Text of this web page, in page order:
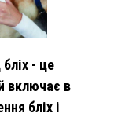
- це
включає в
бліх і